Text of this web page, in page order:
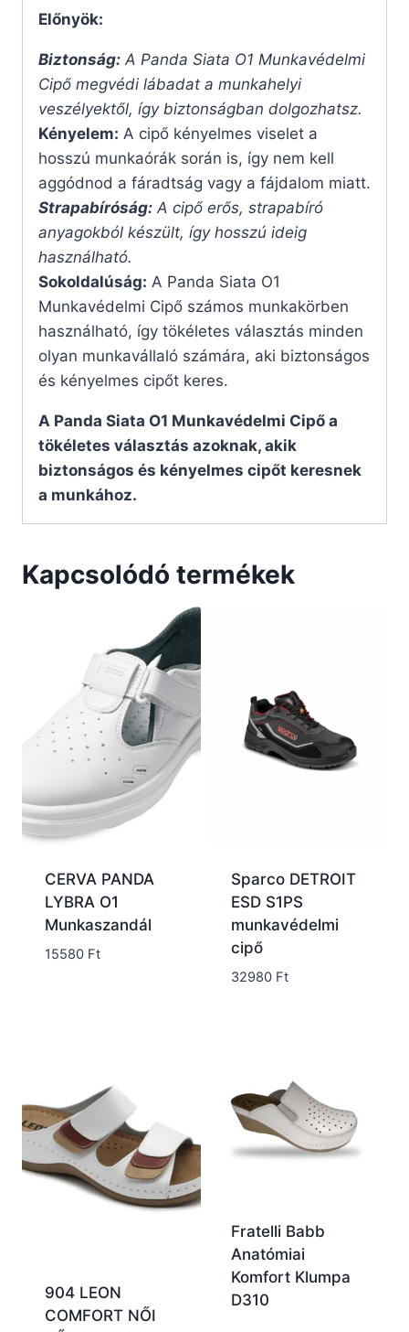
Előnyök:
Biztonság: A Panda Siata O1 Munkavédelmi
Cipő megvédi lábadat a munkahelyi
veszélyektől, így biztonságban dolgozhatsz.
Kényelem: A cipő kényelmes viselet a
hosszú munkaórák során is, így nem kell
aggódnod a fáradtság vagy a fájdalom miatt.
Strapabíróság: A cipő erős, strapabíró
anyagokból készült, így hosszú ideig
használható.
Sokoldalúság: A Panda Siata O1
Munkavédelmi Cipő számos munkakörben
használható, így tökéletes választás minden
olyan munkavállaló számára, aki biztonságos
és kényelmes cipőt keres.
A Panda Siata O1 Munkavédelmi Cipő a
tökéletes választás azoknak, akik
biztonságos és kényelmes cipőt keresnek
a munkához.
Kapcsolódó termékek
CERVA PANDA
LYBRA O1
Munkaszandál
15580 Ft
Sparco DETROIT
ESD S1PS
munkavédelmi
cipő
32980 Ft
904 LEON
COMFORT NŐI
Fratelli Babb
Anatómiai
Komfort Klumpa
D310